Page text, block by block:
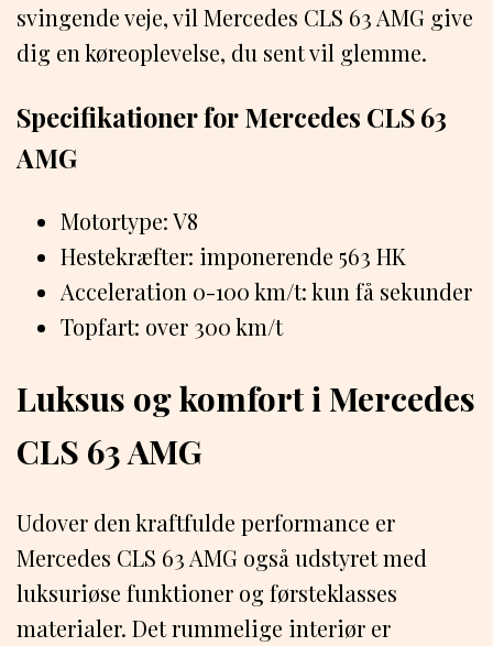
svingende veje, vil Mercedes CLS 63 AMG give
dig en køreoplevelse, du sent vil glemme.
Specifikationer for Mercedes CLS 63
AMG
Motortype: V8
Hestekræfter: imponerende 563 HK
Acceleration 0-100 km/t: kun få sekunder
Topfart: over 300 km/t
Luksus og komfort i Mercedes
CLS 63 AMG
Udover den kraftfulde performance er
Mercedes CLS 63 AMG også udstyret med
luksuriøse funktioner og førsteklasses
materialer. Det rummelige interiør er